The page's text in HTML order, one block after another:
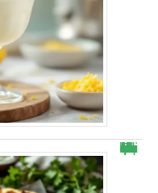
Cheese naans maison : mon astuce ultra rapide qui bluffe à chaque bouchée